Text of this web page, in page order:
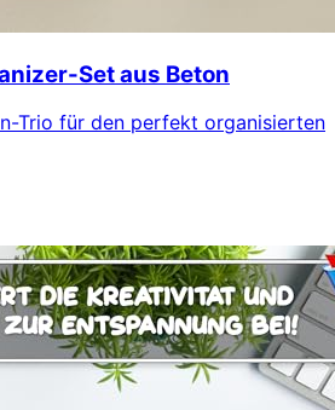
Set aus Beton
Trio für den perfekt organisierten